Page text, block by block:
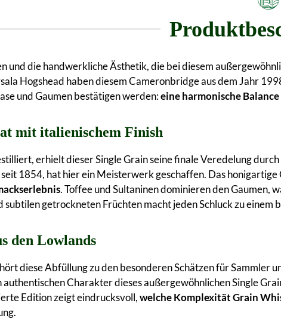
und die handwerkliche Ästhetik, die bei diesem
Hogshead haben diesem Cameronbridge aus dem Jahr
und Gaumen bestätigen werden:eine harmonische
mit italienischem Finish
erhielt dieser Single Grain seine finale Veredelung durch
1854, hat hier ein Meisterwerk geschaffen. Das
. Toffee und Sultaninen dominieren den Gaumen,
subtilen getrockneten Früchten macht jeden Schluck zu einem
den Lowlands
diese Abfüllung zu den besonderen Schätzen für Sammler
Charakter dieses außergewöhnlichen Single
Edition zeigt eindrucksvoll,welche Komplexität Grain